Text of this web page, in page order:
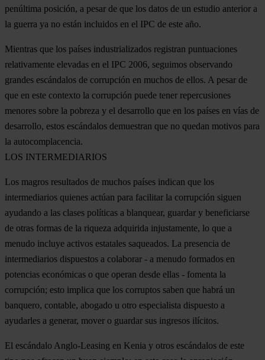
penúltima posición, a pesar de que los datos de un estudio anterior a
la guerra ya no están incluidos en el IPC de este año.
Mientras que los países industrializados registran puntuaciones
relativamente elevadas en el IPC 2006, seguimos observando
grandes escándalos de corrupción en muchos de ellos. A pesar de
que en este contexto la corrupción puede tener repercusiones
menores sobre la pobreza y el desarrollo que en los países en vías de
desarrollo, estos escándalos demuestran que no quedan motivos para
la autocomplacencia.
LOS INTERMEDIARIOS
Los magros resultados de muchos países indican que los
intermediarios quienes actúan para facilitar la corrupción siguen
ayudando a las clases políticas a blanquear, guardar y beneficiarse
de otras formas de la riqueza adquirida injustamente, lo que a
menudo incluye activos estatales saqueados. La presencia de
intermediarios dispuestos a colaborar - a menudo formados en
potencias económicas o que operan desde ellas - fomenta la
corrupción; esto implica que los corruptos saben que habrá un
banquero, contable, abogado u otro especialista dispuesto a
ayudarles a generar, mover o guardar sus ingresos ilícitos.
El escándalo Anglo-Leasing en Kenia y otros escándalos de este